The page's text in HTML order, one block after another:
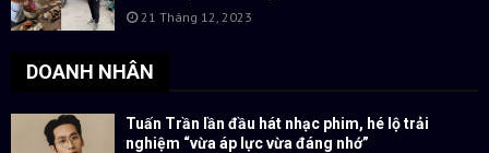
21 Tháng 12, 2023
DOANH NHÂN
Tuấn Trần lần đầu hát nhạc phim, hé lộ trải
nghiệm “vừa áp lực vừa đáng nhớ”